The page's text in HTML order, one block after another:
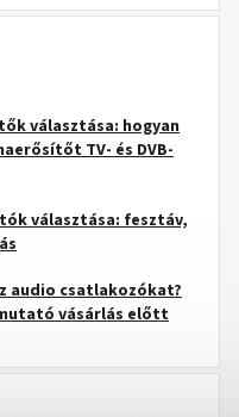
választása: hogyan
TV- és DVB-
választása: fesztáv,
audio csatlakozókat?
vásárlás előtt